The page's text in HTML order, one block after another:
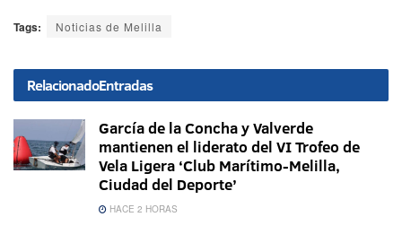
Tags: Noticias de Melilla
RelacionadoEntradas
García de la Concha y Valverde
mantienen el liderato del VI Trofeo de
Vela Ligera ‘Club Marítimo-Melilla,
Ciudad del Deporte’
HACE 2 HORAS